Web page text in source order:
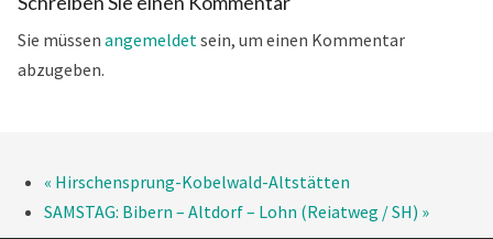
Sie müssen angemeldetsein, um einen Kommentar
abzugeben.
« Hirschensprung-Kobelwald-Altstätten
SAMSTAG: Bibern – Altdorf – Lohn (Reiatweg / SH) »